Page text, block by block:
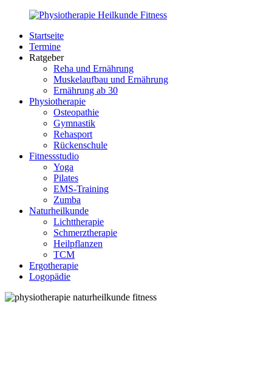
Zurück
Inhalt
PhysioMed-
Fit.de
Gesundheit
Startseite
Termine
Ratgeber
Reha und Ernährung
Muskelaufbau und Ernährung
Ernährung ab 30
Physiotherapie
Osteopathie
Gymnastik
Rehasport
Rückenschule
Fitnessstudio
Yoga
Pilates
EMS-Training
Zumba
Naturheilkunde
Lichttherapie
Schmerztherapie
Heilpflanzen
TCM
Ergotherapie
Logopädie